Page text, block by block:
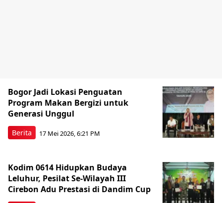
Berita
Bogor Jadi Lokasi Penguatan
Program Makan Bergizi untuk
Generasi Unggul
17 Mei 2026, 6:21 PM
Kodim 0614 Hidupkan Budaya
Leluhur, Pesilat Se-Wilayah III
Cirebon Adu Prestasi di Dandim Cup